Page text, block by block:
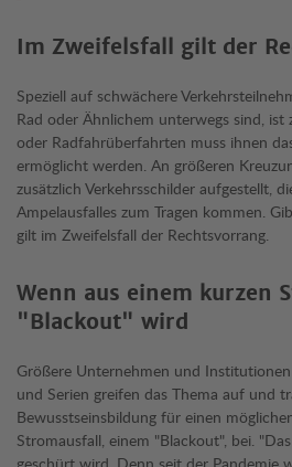
Im Zweifelsfall gilt der
Speziell auf schwächere
Rad oder Ähnlichem unterwegs sind, ist
oder Radfahrüberfahrten muss ihnen
ermöglicht werden. An größeren
zusätzlich Verkehrsschilder aufgestellt,
Ampelausfalles zum Tragen kommen.
gilt im Zweifelsfall der Rechtsvorrang.
Wenn aus einem kurzen
"Blackout" wird
Größere Unternehmen und
und Serien greifen das Thema auf und
Bewusstseinsbildung für einen
Stromausfall, einem "Blackout", bei.